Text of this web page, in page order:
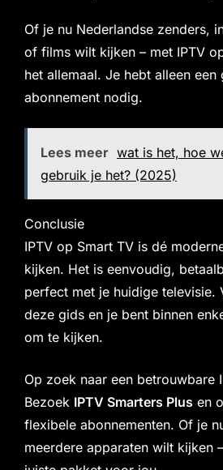
Of je nu Nederlandse zenders,
of films wilt kijken – met IPTV
het allemaal. Je hebt alleen een
abonnement nodig.
Lees meer wat is het, hoe
gebruik je het? (2025)
Conclusie
IPTV op Smart TV is dé
kijken. Het is eenvoudig,
perfect met je huidige televisie.
deze gids en je bent binnen
om te kijken.
Op zoek naar een betrouwbare
Bezoek IPTV Smarters Plus en
flexibele abonnementen. Of je
meerdere apparaten wilt kijken